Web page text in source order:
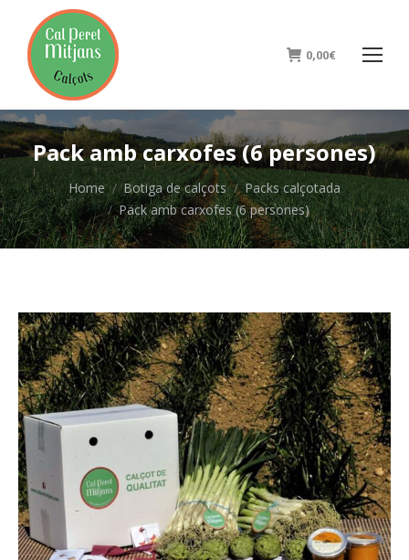
0,00€
Pack amb carxofes (6 persones)
You are here:
Home Botiga de calçots
Packs calçotada
Pack amb carxofes (6 persones)